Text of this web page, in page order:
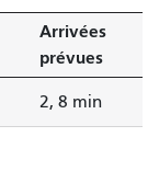
Arrivées
prévues
2, 8 min